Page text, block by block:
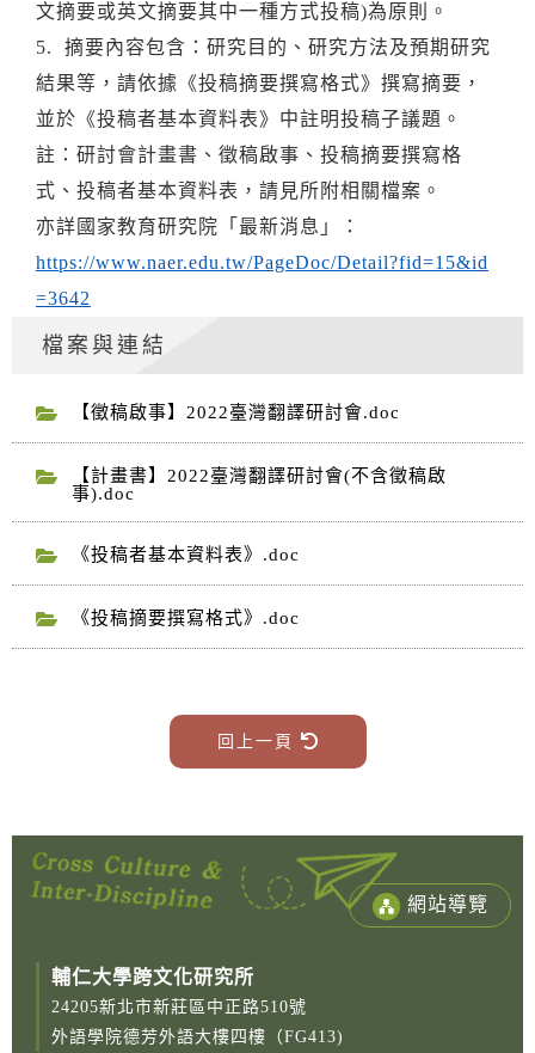
文摘要或英文摘要其中一種方式投稿)為原則。
5. 摘要內容包含：研究目的、研究方法及預期研究
結果等，請依據《投稿摘要撰寫格式》撰寫摘要，
並於《投稿者基本資料表》 中註明投稿子議題。
註：研討會計畫書、徵稿啟事、投稿摘要撰寫格
式、 投稿者基本資料表，請見所附相關檔案。
亦詳國家教育研究院「最新消息」：
https://www.naer.edu.tw/PageDoc/Detail?fid=15&id
=3642
檔案與連結
【徵稿啟事】2022臺灣翻譯研討會.doc
【計畫書】2022臺灣翻譯研討會(不含徵稿啟
事).doc
《投稿者基本資料表》.doc
《投稿摘要撰寫格式》.doc
回上一頁
網站導覽
輔仁大學跨文化研究所
24205新北市新莊區中正路510號
外語學院德芳外語大樓四樓（FG413)